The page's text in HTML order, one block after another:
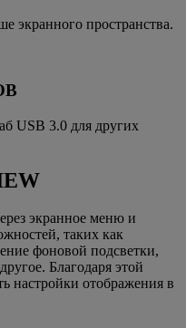
экранного пространства.
USB 3.0 для других
экранное меню и
таких как
фоновой подсветки,
Благодаря этой
настройки отображения в